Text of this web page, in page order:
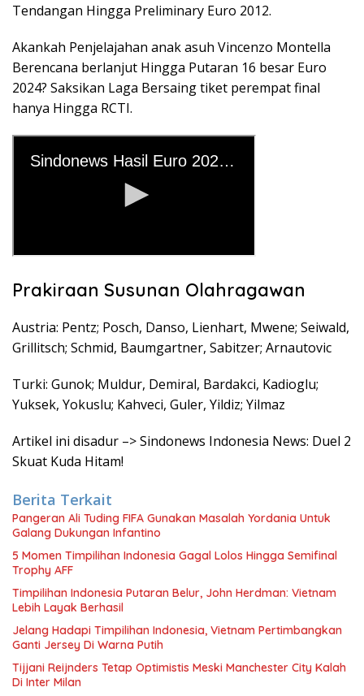
Tendangan Hingga Preliminary Euro 2012.
Akankah Penjelajahan anak asuh Vincenzo Montella
Berencana berlanjut Hingga Putaran 16 besar Euro
2024? Saksikan Laga Bersaing tiket perempat final
hanya Hingga RCTI.
Prakiraan Susunan Olahragawan
Austria: Pentz; Posch, Danso, Lienhart, Mwene; Seiwald,
Grillitsch; Schmid, Baumgartner, Sabitzer; Arnautovic
Turki: Gunok; Muldur, Demiral, Bardakci, Kadioglu;
Yuksek, Yokuslu; Kahveci, Guler, Yildiz; Yilmaz
Artikel ini disadur –> Sindonews Indonesia News: Duel 2
Skuat Kuda Hitam!
Berita Terkait
Pangeran Ali Tuding FIFA Gunakan Masalah Yordania Untuk
Galang Dukungan Infantino
5 Momen Timpilihan Indonesia Gagal Lolos Hingga Semifinal
Trophy AFF
Timpilihan Indonesia Putaran Belur, John Herdman: Vietnam
Lebih Layak Berhasil
Jelang Hadapi Timpilihan Indonesia, Vietnam Pertimbangkan
Ganti Jersey Di Warna Putih
Tijjani Reijnders Tetap Optimistis Meski Manchester City Kalah
Di Inter Milan